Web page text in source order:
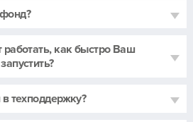
работать, как быстро Ваш
техподдержку?